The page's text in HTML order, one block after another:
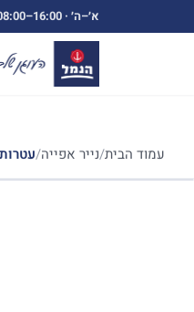
לתוכן
א׳–ה׳ ·
עמוד הבית/נייר אפייה/עטרות